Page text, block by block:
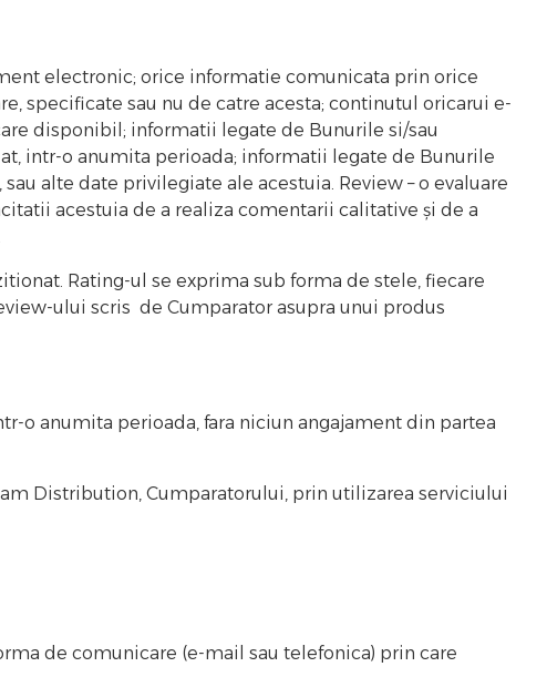
electronic; orice informatie comunicata prin orice
specificate sau nu de catre acesta; continutul oricarui e-
disponibil; informatii legate de Bunurile si/sau
intr-o anumita perioada; informatii legate de Bunurile
alte date privilegiate ale acestuia. Review – o evaluare
acestuia de a realiza comentarii calitative și de a
Rating-ul se exprima sub forma de stele, fiecare
ului scris de Cumparator asupra unui produs
o anumita perioada, fara niciun angajament din partea
Distribution, Cumparatorului, prin utilizarea serviciului
de comunicare (e-mail sau telefonica) prin care